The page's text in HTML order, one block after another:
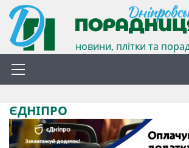
новини, плітки та
ЄДНІПРО